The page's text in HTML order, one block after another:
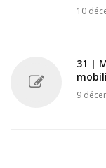
10
31 |
9